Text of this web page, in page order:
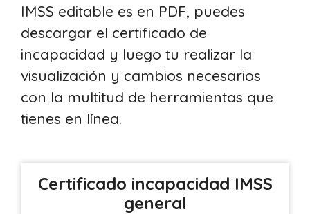
IMSS editable es en PDF, puedes
descargar el certificado de
incapacidad y luego tu realizar la
visualización y cambios necesarios
con la multitud de herramientas que
tienes en línea.
Certificado incapacidad IMSS
general